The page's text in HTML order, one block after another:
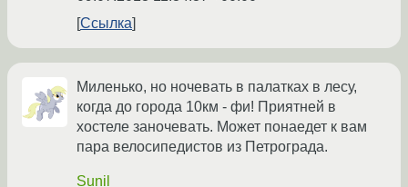
Ссылка
Миленько, но ночевать в палатках в лесу,
когда до города 10км - фи! Приятней в
хостеле заночевать. Может понаедет к вам
пара велосипедистов из Петрограда.
Sunil